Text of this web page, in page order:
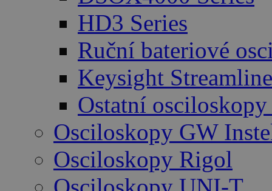
HD3 Series
Ruční bateriové
Keysight
Ostatní
Osciloskopy GW
Osciloskopy Rigol